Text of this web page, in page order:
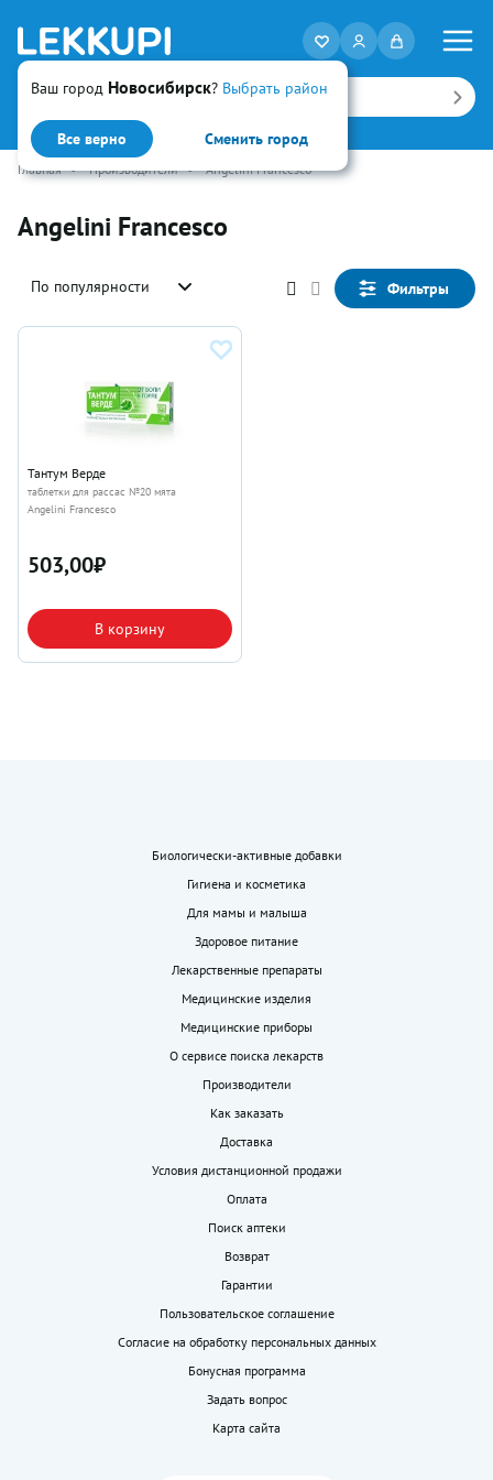
Ваш город Новосибирск? Выбрать район
Все верно Сменить город
Искать
Главная • Производители • Angelini Francesco
Angelini Francesco
По популярности Фильтры
Тантум Верде
таблетки для рассас №20 мята
Angelini Francesco
503,00₽
В корзину
Биологически-активные добавки
Гигиена и косметика
Для мамы и малыша
Здоровое питание
Лекарственные препараты
Медицинские изделия
Медицинские приборы
О сервисе поиска лекарств
Производители
Как заказать
Доставка
Условия дистанционной продажи
Оплата
Поиск аптеки
Возврат
Гарантии
Пользовательское соглашение
Согласие на обработку персональных данных
Бонусная программа
Задать вопрос
Карта сайта